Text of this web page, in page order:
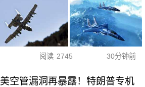
阅读 2745 30分钟前
美空管漏洞再暴露！特朗普专机